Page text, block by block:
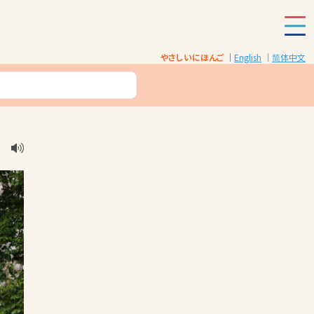
やさしいにほんご English 简体中文